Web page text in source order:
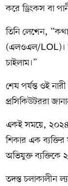
করে ড্রিংকস বা
তিনি লেখেন,
(এলওএল/LOL)।
চাইলাম।”
শেষ পর্যন্ত ওই
প্রসিকিউটররা
একই সময়ে, ২০২৪
শিকার এক ব্যক্তির
অভিযুক্ত ব্যক্তিকে
তদন্ত চলাকালীন